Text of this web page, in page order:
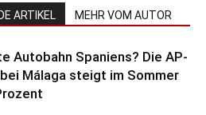
ARTIKEL MEHR VOM AUTOR
Autobahn Spaniens? Die AP-
Málaga steigt im Sommer